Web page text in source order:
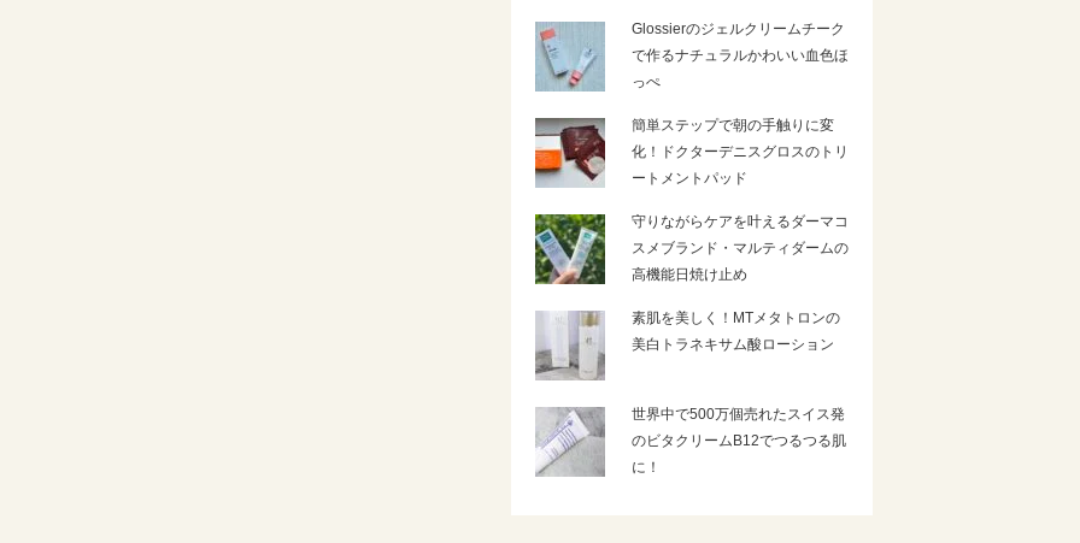
Glossierのジェルクリームチーク
で作るナチュラルかわいい血色ほ
っぺ
簡単ステップで朝の手触りに変
化！ドクターデニスグロスのトリ
ートメントパッド
守りながらケアを叶えるダーマコ
スメブランド・マルティダームの
高機能日焼け止め
素肌を美しく！MTメタトロンの
美白トラネキサム酸ローション
世界中で500万個売れたスイス発
のビタクリームB12でつるつる肌
に！